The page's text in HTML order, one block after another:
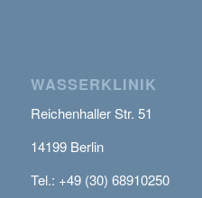
WASSERKLINIK
Reichenhaller Str. 51
14199 Berlin
Tel.: +49 (30) 68910250